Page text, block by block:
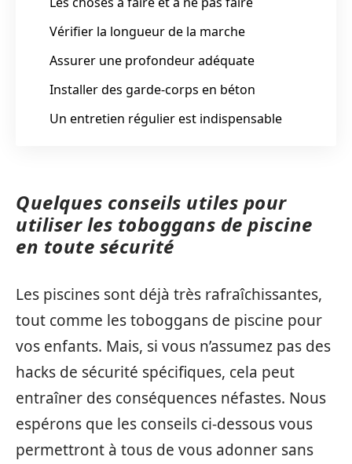
Vérifier la longueur de la marche
Assurer une profondeur adéquate
Installer des garde-corps en béton
Un entretien régulier est indispensable
Quelques conseils utiles pour
utiliser les toboggans de piscine
en toute sécurité
Les piscines sont déjà très rafraîchissantes,
tout comme les toboggans de piscine pour
vos enfants. Mais, si vous n’assumez pas des
hacks de sécurité spécifiques, cela peut
entraîner des conséquences néfastes. Nous
espérons que les conseils ci-dessous vous
permettront à tous de vous adonner sans